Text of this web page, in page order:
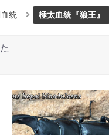
統 極太血統『狼王』